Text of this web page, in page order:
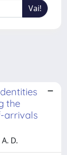
the
arrivals
D.